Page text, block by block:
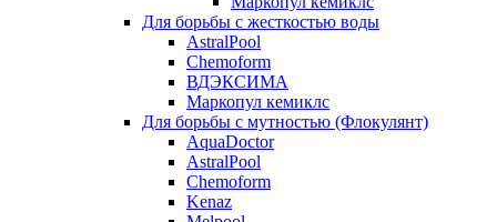
Для борьбы с жесткостью воды
AstralPool
Chemoform
ВДЭКСИМА
Маркопул кемиклс
Для борьбы с мутностью (Флокулянт)
AquaDoctor
AstralPool
Chemoform
Kenaz